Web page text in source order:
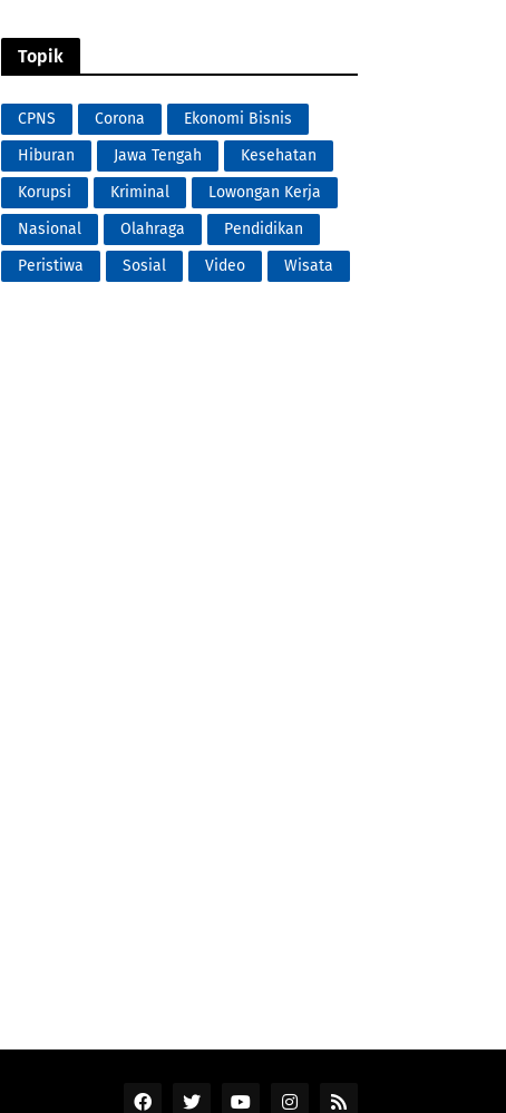
Topik
CPNS Corona
Ekonomi Bisnis
Hiburan
Jawa Tengah
Kesehatan
Korupsi
Kriminal
Lowongan Kerja
Nasional
Olahraga
Pendidikan
Peristiwa
Sosial Video Wisata